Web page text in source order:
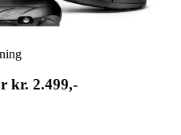
kr. 2.499,-